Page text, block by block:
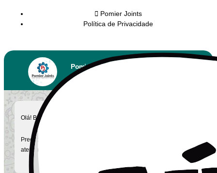
Pomier Joints
Política de Privacidade
Pomier Joints
Online
Olá! Bem vindos ao Whatsapp da Pomier!
Preencha as infos e seja redirecionado ao nosso WhatsApp de
atendimento para tirarmos todas as suas dúvidas!